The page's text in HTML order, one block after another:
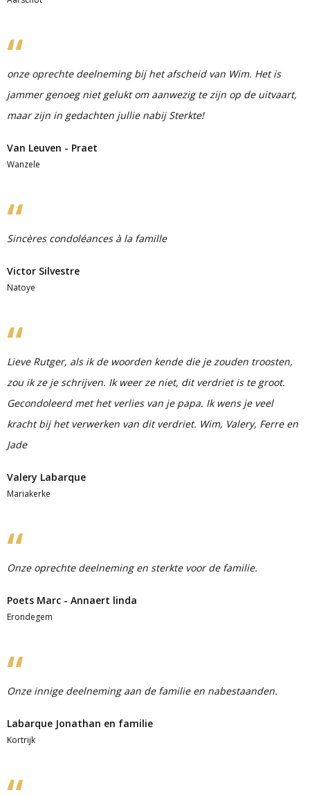
onze oprechte deelneming bij het afscheid van Wim. Het is
jammer genoeg niet gelukt om aanwezig te zijn op de uitvaart,
maar zijn in gedachten jullie nabij Sterkte!
Van Leuven - Praet
Wanzele
Sincères condoléances à la famille
Victor Silvestre
Natoye
Lieve Rutger, als ik de woorden kende die je zouden troosten,
zou ik ze je schrijven. Ik weer ze niet, dit verdriet is te groot.
Gecondoleerd met het verlies van je papa. Ik wens je veel
kracht bij het verwerken van dit verdriet. Wim, Valery, Ferre en
Jade
Valery Labarque
Mariakerke
Onze oprechte deelneming en sterkte voor de familie.
Poets Marc - Annaert linda
Erondegem
Onze innige deelneming aan de familie en nabestaanden.
Labarque Jonathan en familie
Kortrijk